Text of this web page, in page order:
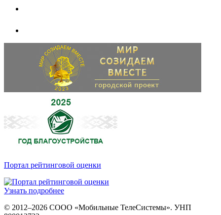
Портал рейтинговой оценки
Узнать подробнее
© 2012–2026 СООО «Мобильные ТелеСистемы». УНП